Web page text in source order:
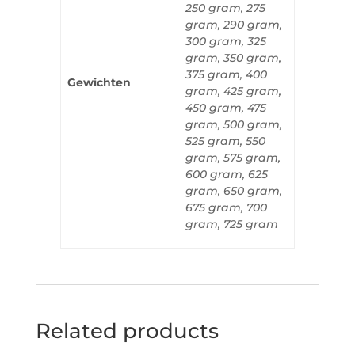
Gewichten
250 gram, 275
gram, 290 gram,
300 gram, 325
gram, 350 gram,
375 gram, 400
gram, 425 gram,
450 gram, 475
gram, 500 gram,
525 gram, 550
gram, 575 gram,
600 gram, 625
gram, 650 gram,
675 gram, 700
gram, 725 gram
Related products